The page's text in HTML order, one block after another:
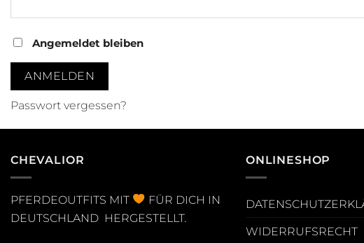
Angemeldet bleiben
ANMELDEN
Passwort vergessen?
CHEVALIOR
PFERDEOUTFITS MIT
FÜR DICH IN
DEUTSCHLAND HERGESTELLT.
ONLINESHOP
WIDERRUFSRECHT